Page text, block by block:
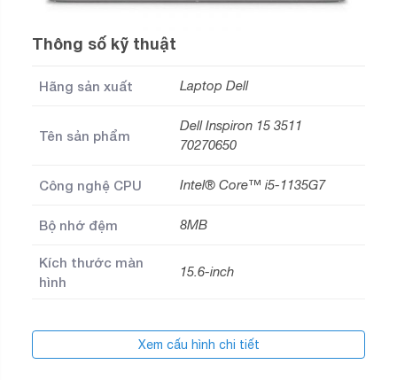
Thông số kỹ thuật
Hãng sản xuất Laptop Dell
Tên sản phẩm
Dell Inspiron 15 3511
70270650
Công nghệ CPU Intel® Core™ i5-1135G7
Bộ nhớ đệm 8MB
Kích thước màn
hình
15.6-inch
Xem cấu hình chi tiết